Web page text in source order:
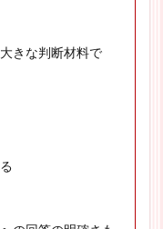
きな判断材料で